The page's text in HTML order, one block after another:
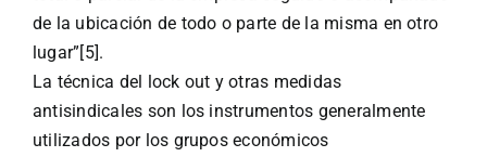
de la ubicación de todo o parte de la misma en otro
lugar”[5].
La técnica del lock out y otras medidas
antisindicales son los instrumentos generalmente
utilizados por los grupos económicos